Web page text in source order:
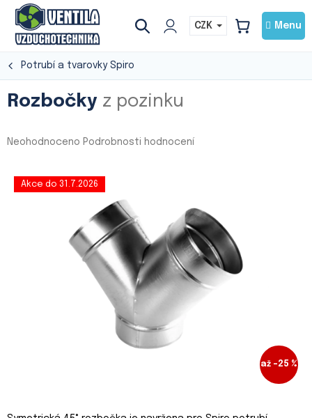
Přejít
obsah
CZK
NÁKUPNÍ
Potrubí a tvarovky Spiro
Rozbočky z pozinku
Průměrné
0,0
Neohodnoceno Podrobnosti hodnocení
až –25 %
Akce do 31.7.2026